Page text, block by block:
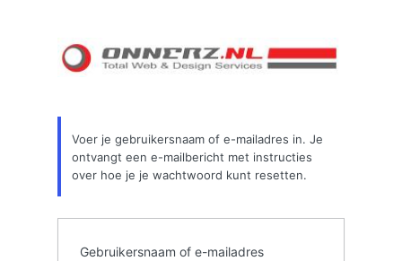
Voer je gebruikersnaam of e-mailadres in. Je
ontvangt een e-mailbericht met instructies
over hoe je je wachtwoord kunt resetten.
Gebruikersnaam of e-mailadres